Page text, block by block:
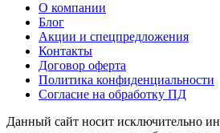
О компании
Блог
Акции и спецпредложения
Контакты
Договор оферта
Политика конфиденциальности
Согласие на обработку ПД
Данный сайт носит исключительно